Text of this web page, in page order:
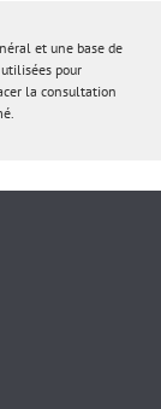
et une base de
pour
la consultation